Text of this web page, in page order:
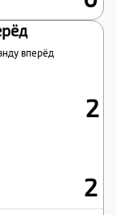
вперёд
2
2